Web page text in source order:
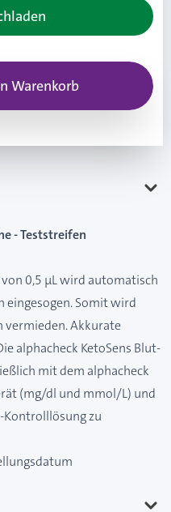
Warenkorb
- Teststreifen
0,5 μL wird automatisch
eingesogen. Somit wird
vermieden. Akkurate
alphacheck KetoSens Blut-
mit dem alphacheck
(mg/dl und mmol/L) und
Kontrolllösung zu